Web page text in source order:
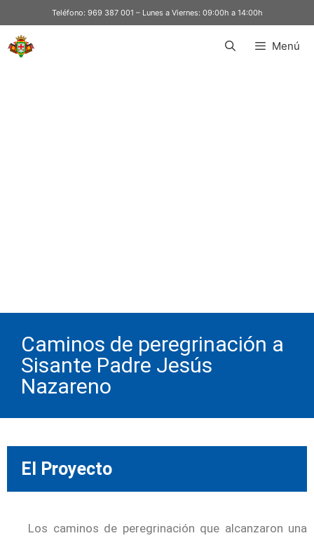
Teléfono: 969 387 001 – Lunes a Viernes: 09:00h a 14:00h
Menú
Caminos de peregrinación a
Sisante Padre Jesús
Nazareno
El Proyecto
Los caminos de peregrinación que alcanzaron una